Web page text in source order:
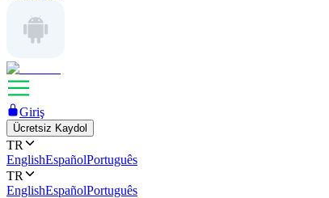
Giriş
Ücretsiz Kaydol
TR
EnglishEspañolPortuguês
TR
EnglishEspañolPortuguês